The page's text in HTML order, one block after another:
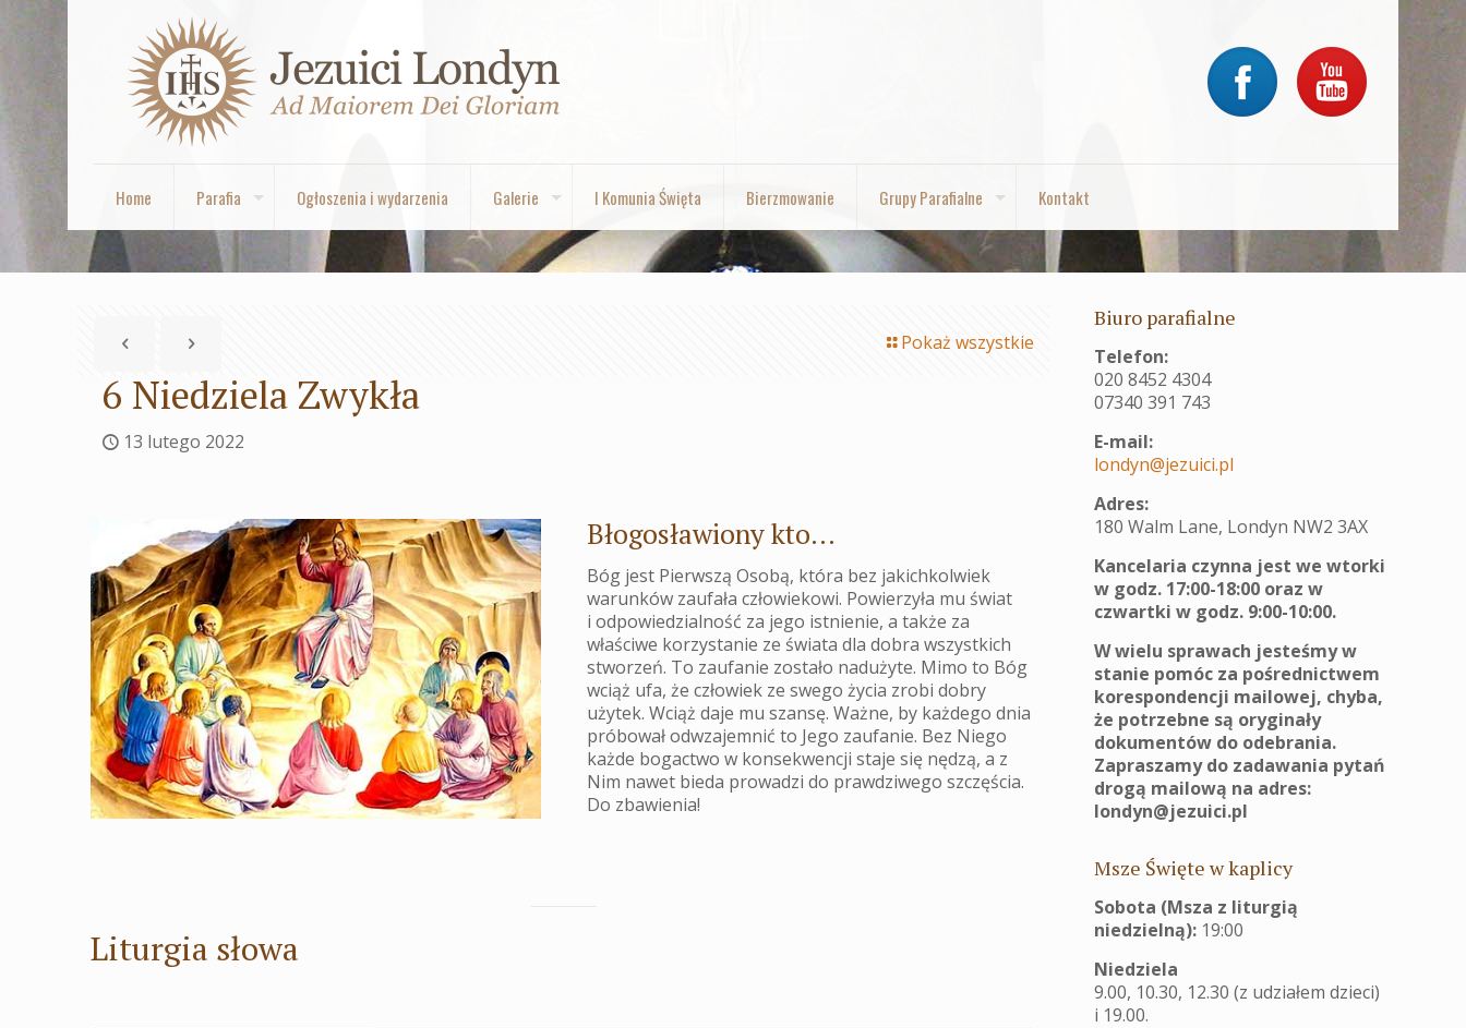
Home Parafia Ogłoszenia i wydarzenia Galerie I Komunia Święta Bierzmowanie Grupy Parafialne Kontakt
Pokaż wszystkie
6 Niedziela Zwykła
13 lutego 2022
Błogosławiony kto...
Bóg jest Pierwszą Osobą, która bez jakichkolwiek
warunków zaufała człowiekowi. Powierzyła mu świat
i odpowiedzialność za jego istnienie, a także za
właściwe korzystanie ze świata dla dobra wszystkich
stworzeń. To zaufanie zostało nadużyte. Mimo to Bóg
wciąż ufa, że człowiek ze swego życia zrobi dobry
użytek. Wciąż daje mu szansę. Ważne, by każdego dnia
próbował odwzajemnić to Jego zaufanie. Bez Niego
każde bogactwo w konsekwencji staje się nędzą, a z
Nim nawet bieda prowadzi do prawdziwego szczęścia.
Do zbawienia!
Liturgia słowa
Biuro parafialne
Telefon:
020 8452 4304
07340 391 743
E-mail:
londyn@jezuici.pl
Adres:
180 Walm Lane, Londyn NW2 3AX
Kancelaria czynna jest we wtorki
w godz. 17:00-18:00 oraz w
czwartki w godz. 9:00-10:00.
W wielu sprawach jesteśmy w
stanie pomóc za pośrednictwem
korespondencji mailowej, chyba,
że potrzebne są oryginały
dokumentów do odebrania.
Zapraszamy do zadawania pytań
drogą mailową na adres:
londyn@jezuici.pl
Msze Święte w kaplicy
Sobota (Msza z liturgią
niedzielną): 19:00
Niedziela
9.00, 10.30, 12.30 (z udziałem dzieci)
i 19.00.